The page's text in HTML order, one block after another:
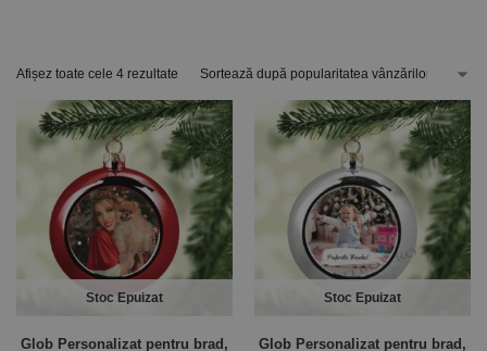
Afișez toate cele 4 rezultate
Stoc Epuizat
Glob Personalizat pentru brad,
Stoc Epuizat
Glob Personalizat pentru brad,